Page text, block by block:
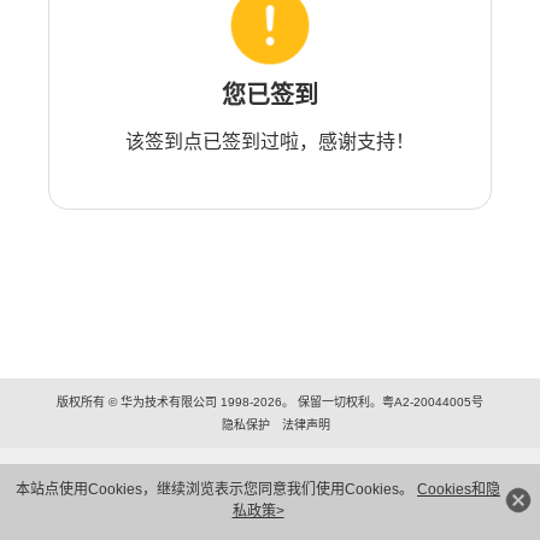
本站点使用Cookies，继续浏览表示您同意我们使用Cookies。 Cookies和隐
私政策>
您已签到
该签到点已签到过啦，感谢支持！
版权所有 © 华为技术有限公司 1998-2026。 保留一切权利。粤A2-20044005号
隐私保护
法律声明